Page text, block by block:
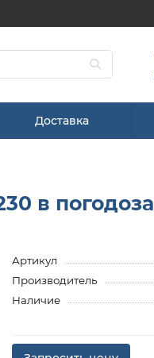
Доставка
в
Артикул
Производитель
Наличие